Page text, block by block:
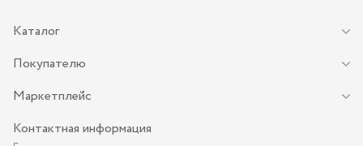
Каталог
Покупателю
Маркетплейс
Контактная информация